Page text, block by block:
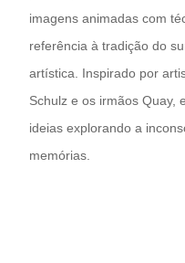
imagens animadas com
referência à tradição do
artística. Inspirado por
Schulz e os irmãos Quay,
ideias explorando a
memórias.